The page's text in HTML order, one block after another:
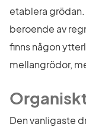
etablera
beroende av
finns någon
mellangrödor,
Den vanligaste